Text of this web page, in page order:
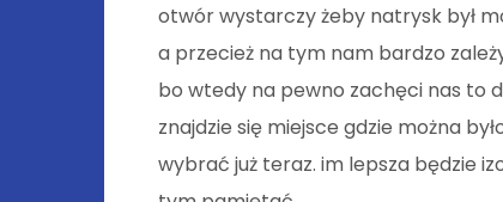
otwór wystarczy żeby natrysk był
a przecież na tym nam bardzo
bo wtedy na pewno zachęci nas to
znajdzie się miejsce gdzie można
wybrać już teraz. im lepsza będzie